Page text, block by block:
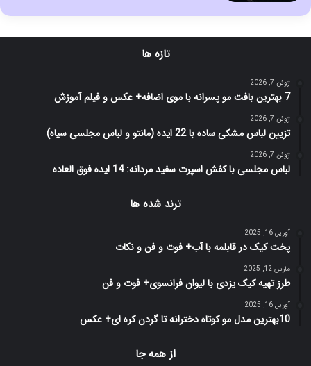
تازه ها
ژوئن 7, 2026
7 بهترین بافت مو پسرانه با موی اضافه+ عکس و فیلم آموزش
ژوئن 7, 2026
تزیین لباس مشکی ساده با 22 ایده (مانتو و لباس مجلسی سیاه)
ژوئن 7, 2026
لباس مجلسی با کفش اسپرت سفید مردانه: 14 ایده فوق العاده
ترند شده ها
آوریل 16, 2025
پخت کیک در قابلمه با آب+ فوت و فن و نکات
مارس 12, 2025
طرز تهیه کیک یزدی با لیوان فرانسوی+ فوت و فن
آوریل 16, 2025
10بهترین مدل مو کوتاه دخترانه تا گردن کره ای+ عکس
از همه جا